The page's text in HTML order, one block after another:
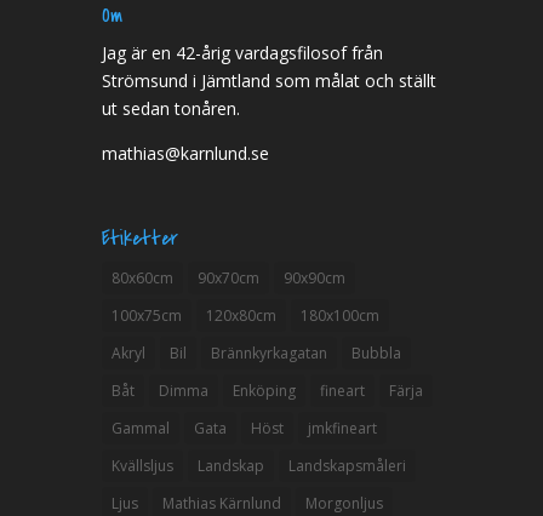
Om
Jag är en 42-årig vardagsfilosof från
Strömsund i Jämtland som målat och ställt
ut sedan tonåren.
mathias@karnlund.se
Etiketter
80x60cm 90x70cm
90x90cm
100x75cm
120x80cm
180x100cm
Akryl
Bil Brännkyrkagatan
Bubbla
Båt
Dimma Enköping fineart
Färja
Gammal
Gata Höst
jmkfineart
Kvällsljus
Landskap
Landskapsmåleri
Ljus
Mathias Kärnlund
Morgonljus